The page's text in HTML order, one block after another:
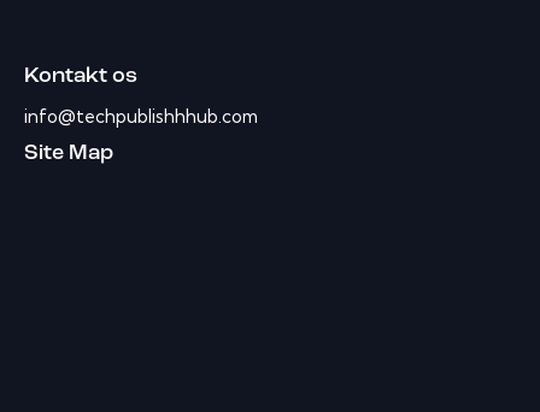
Kontakt os
info@techpublishhhub.com
Site Map